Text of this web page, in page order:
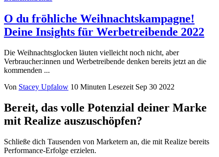
O du fröhliche Weihnachtskampagne!
Deine Insights für Werbetreibende 2022
Die Weihnachtsglocken läuten vielleicht noch nicht, aber
Verbraucher:innen und Werbetreibende denken bereits jetzt an die
kommenden ...
Von Stacey Upfalow 10 Minuten Lesezeit Sep 30 2022
Bereit, das volle Potenzial deiner Marke
mit Realize auszuschöpfen?
Schließe dich Tausenden von Marketern an, die mit Realize bereits
Performance-Erfolge erzielen.